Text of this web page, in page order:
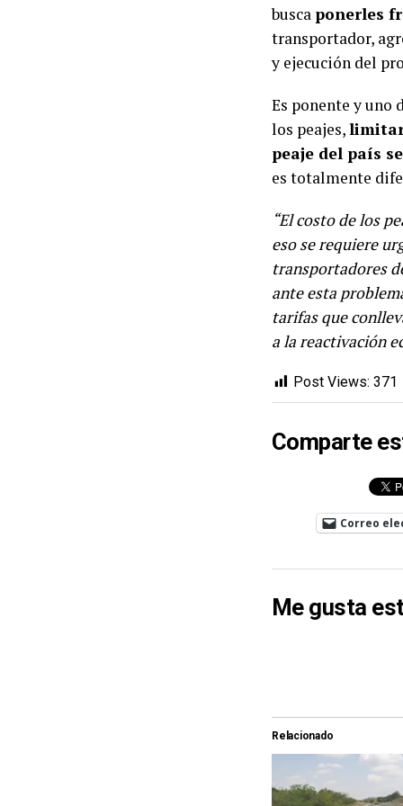
busca ponerles
transportador,
y ejecución del
Es ponente y uno
los peajes,limitar
peaje del país
es totalmente
“El costo de los
eso se requiere
transportadores
ante esta
tarifas que
a la reactivación
Post Views: 371
Comparte
Correo
Me gusta
Relacionado